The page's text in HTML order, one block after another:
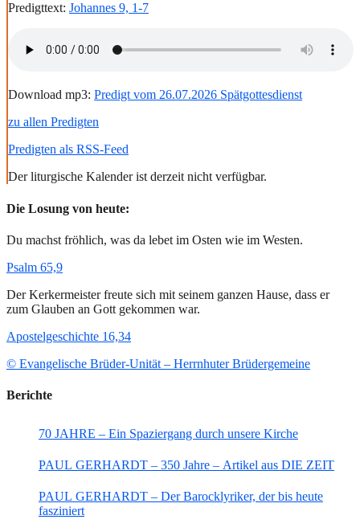
Predigttext: Johannes 9, 1-7
Download mp3: Predigt vom 26.07.2026 Spätgottesdienst
zu allen Predigten
Predigten als RSS-Feed
Der liturgische Kalender ist derzeit nicht verfügbar.
Die Losung von heute:
Du machst fröhlich, was da lebet im Osten wie im Westen.
Psalm 65,9
Der Kerkermeister freute sich mit seinem ganzen Hause, dass er
zum Glauben an Gott gekommen war.
Apostelgeschichte 16,34
© Evangelische Brüder-Unität – Herrnhuter Brüdergemeine
Berichte
70 JAHRE – Ein Spaziergang durch unsere Kirche
PAUL GERHARDT – 350 Jahre – Artikel aus DIE ZEIT
PAUL GERHARDT – Der Barocklyriker, der bis heute
fasziniert